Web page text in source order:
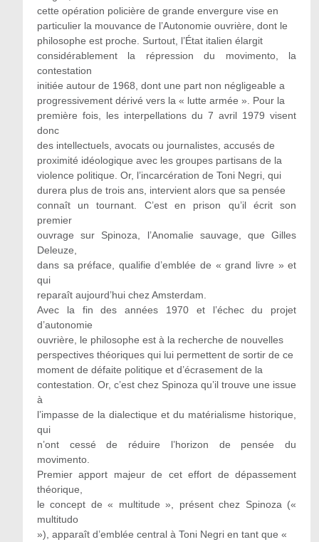
cette opération policière de grande envergure vise en
particulier la mouvance de l’Autonomie ouvrière, dont le
philosophe est proche. Surtout, l’État italien élargit
considérablement la répression du movimento, la
contestation
initiée autour de 1968, dont une part non négligeable a
progressivement dérivé vers la « lutte armée ». Pour la
première fois, les interpellations du 7 avril 1979 visent
donc
des intellectuels, avocats ou journalistes, accusés de
proximité idéologique avec les groupes partisans de la
violence politique. Or, l’incarcération de Toni Negri, qui
durera plus de trois ans, intervient alors que sa pensée
connaît un tournant. C’est en prison qu’il écrit son
premier
ouvrage sur Spinoza, l’Anomalie sauvage, que Gilles
Deleuze,
dans sa préface, qualifie d’emblée de « grand livre » et
qui
reparaît aujourd’hui chez Amsterdam.
Avec la fin des années 1970 et l’échec du projet
d’autonomie
ouvrière, le philosophe est à la recherche de nouvelles
perspectives théoriques qui lui permettent de sortir de ce
moment de défaite politique et d’écrasement de la
contestation. Or, c’est chez Spinoza qu’il trouve une issue
à
l’impasse de la dialectique et du matérialisme historique,
qui
n’ont cessé de réduire l’horizon de pensée du
movimento.
Premier apport majeur de cet effort de dépassement
théorique,
le concept de « multitude », présent chez Spinoza («
multitudo
»), apparaît d’emblée central à Toni Negri en tant que «